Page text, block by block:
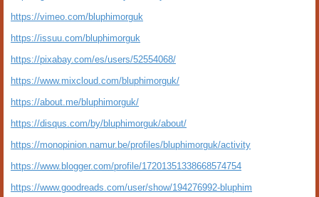
https://vimeo.com/bluphimorguk
https://issuu.com/bluphimorguk
https://pixabay.com/es/users/52554068/
https://www.mixcloud.com/bluphimorguk/
https://about.me/bluphimorguk/
https://disqus.com/by/bluphimorguk/about/
https://monopinion.namur.be/profiles/bluphimorguk/activity
https://www.blogger.com/profile/17201351338668574754
https://www.goodreads.com/user/show/194276992-bluphim